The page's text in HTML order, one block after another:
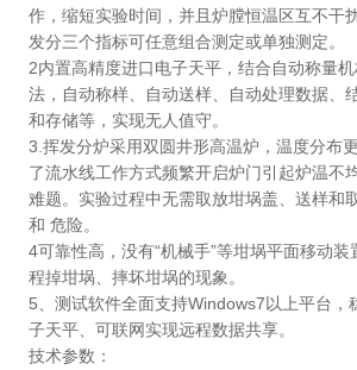
作，缩短实验时间，并且炉膛恒温区互不干
发分三个指标可任意组合测定或单独测定。
2内置高精度进口电子天平，结合自动称量
法，自动称样、自动送样、自动处理数据、
和存储等，实现无人值守。
3. 挥发分炉采用双圆井形高温炉，温度分布
了流水线工作方式频繁开启炉门引起炉温不
难题。实验过程中无需取放坩埚盖、送样和
和 危险。
4可靠性高，没有“机械手”等坩埚平面移动装
程掉坩埚、摔坏坩埚的现象。
5 、测试软件全面支持Windows7以上平台，
子天平、可联网实现远程数据共享。
技术参数：